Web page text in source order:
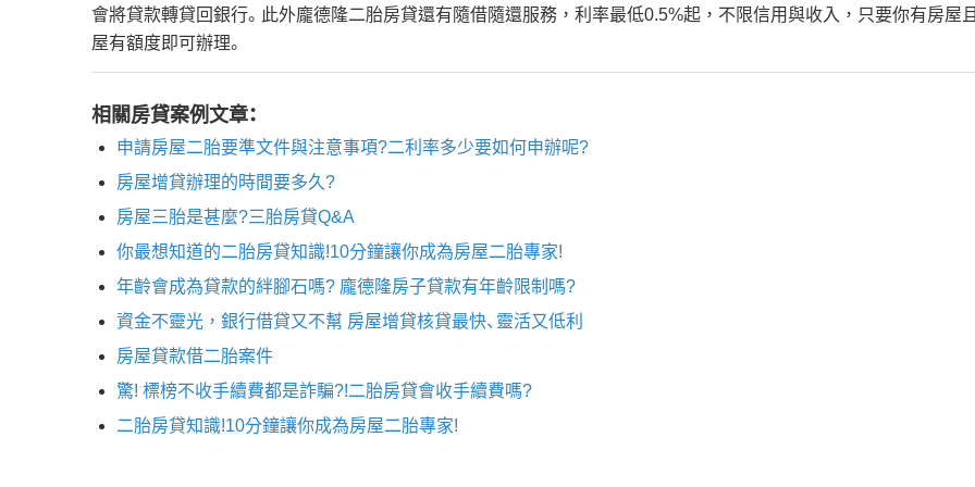
會將貸款轉貸回銀行。此外龐德隆二胎房貸還有隨借隨還服務，利率最低0.5%起，不限信用與收入，只要你有房屋
屋有額度即可辦理。
相關房貸案例文章：
申請房屋二胎要準文件與注意事項?二利率多少要如何申辦呢?
房屋增貸辦理的時間要多久?
房屋三胎是甚麼?三胎房貸Q&A
你最想知道的二胎房貸知識!10分鐘讓你成為房屋二胎專家!
年齡會成為貸款的絆腳石嗎? 龐德隆房子貸款有年齡限制嗎?
資金不靈光，銀行借貸又不幫 房屋增貸核貸最快、靈活又低利
房屋貸款借二胎案件
驚! 標榜不收手續費都是詐騙?!二胎房貸會收手續費嗎?
二胎房貸知識!10分鐘讓你成為房屋二胎專家!